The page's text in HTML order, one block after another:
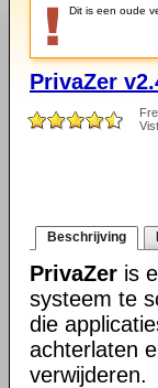
Dit is een oude
PrivaZer
Beschrijving
PrivaZer is
systeem te
die
achterlaten
verwijderen.